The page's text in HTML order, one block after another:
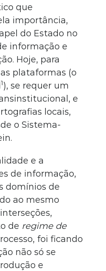
que
importância,
do Estado no
informação e
Hoje, para
plataformas (o
1), se requer um
e
locais,
o Sistema-
e a
de informação,
domínios de
ao mesmo
de regime de
foi ficando
não só se
e